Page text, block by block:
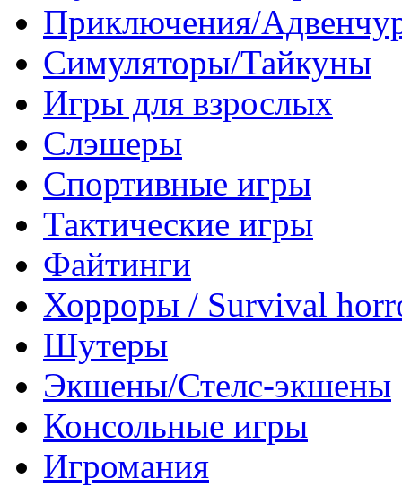
Приключения/
Симуляторы/Тайкуны
Игры для взрослых
Слэшеры
Спортивные игры
Тактические игры
Файтинги
Хорроры / Survival
Шутеры
Экшены/Стелс-экшены
Консольные игры
Игромания